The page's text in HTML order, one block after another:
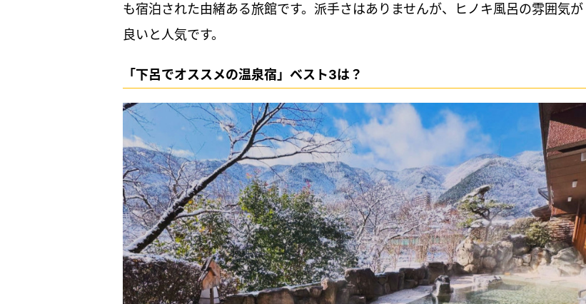
も宿泊された由緒ある旅館です。派手さはありませんが、ヒノキ風呂の雰囲気が
良いと人気です。
「下呂でオススメの温泉宿」ベスト3は？